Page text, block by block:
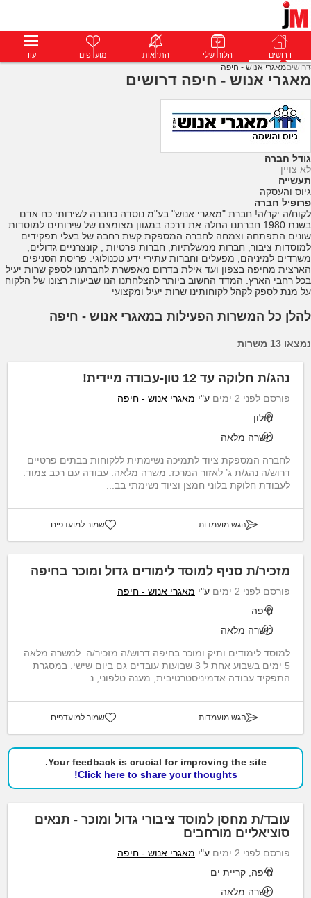
דרושים פרופילים הודעות פרימיום דרושים הלוח שלי התראות מועדפים עוד
דרושיםמאגרי אנוש - חיפה
מאגרי אנוש - חיפה דרושים
גודל חברה
לא צויין
תעשייה
גיוס והעסקה
פרופיל חברה
לקוח/ה יקר/ה! חברת "מאגרי אנוש" בע"מ נוסדה כחברה לשירותי כח אדם
בשנת 1980 חברתנו החלה את דרכה במגוון מצומצם של שירותים למוסדות
שונים התפתחה וצמחה לחברה המספקת קשת רחבה של בעלי תפקידים
למוסדות ציבור, חברות ממשלתיות, חברות פרטיות , קונצרניים גדולים,
משרדים למיניהם, מפעלים וחברות עתירי ידע טכנולוגי. פריסת הסניפים
הארצית מחיפה בצפון ועד אילת בדרום מאפשרת לחברתנו לספק שרות יעיל
בכל רחבי הארץ. המדד החשוב ביותר להצלחתנו הנו שביעות רצונו של הלקוח
על מנת לספק לקהל לקוחותינו שרות יעיל ומקצועי
להלן כל המשרות הפעילות במאגרי אנוש - חיפה
נמצאו 13 משרות
נהג/ת חלוקה עד 12 טון-עבודה מיידית!
פורסם לפני 2 ימים ע"י מאגרי אנוש - חיפה
חולון
משרה מלאה
לחברה המספקת ציוד לתמיכה נשימתית ללקוחות בבתים פרטיים
דרוש/ה נהג/ת ג’ לאזור המרכז. משרה מלאה. עבודה עם רכב צמוד.
לעבודת חלוקת בלוני חמצן וציוד נשימתי בב...
הגש מועמדות שמור למועדפים
מזכיר/ת סניף למוסד לימודים גדול ומוכר בחיפה
פורסם לפני 2 ימים ע"י מאגרי אנוש - חיפה
חיפה
משרה מלאה
למוסד לימודים ותיק ומוכר בחיפה דרוש/ה מזכיר/ה. למשרה מלאה:
5 ימים בשבוע אחת ל 3 שבועות עובדים גם ביום שישי. במסגרת
התפקיד עבודה אדמיניסטרטיבית, מענה טלפוני, נ...
הגש מועמדות שמור למועדפים
Your feedback is crucial for improving the site.
Click here to share your thoughts!
עובד/ת מחסן למוסד ציבורי גדול ומוכר - תנאים
סוציאליים מורחבים
פורסם לפני 2 ימים ע"י מאגרי אנוש - חיפה
חיפה, קריית ים
משרה מלאה